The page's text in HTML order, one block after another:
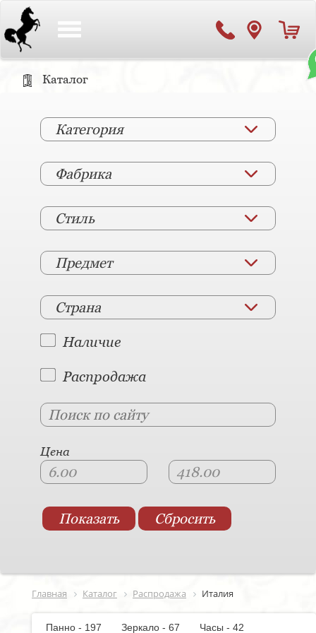
Каталог
Категория
Фабрика
Стиль
Предмет
Страна
Наличие
Распродажа
Цена
Главная Каталог Распродажа Италия
Панно - 197 Зеркало - 67
Часы - 42